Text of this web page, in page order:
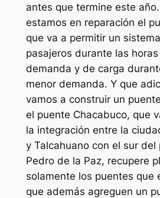
antes que termine este
estamos en reparación el
que va a permitir un
pasajeros durante las
demanda y de carga
menor demanda. Y que
vamos a construir un
el puente Chacabuco, que
la integración entre la
y Talcahuano con el sur del
Pedro de la Paz, recupere
solamente los puentes que
que además agreguen un